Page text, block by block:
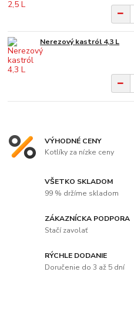
Nerezový kastról 4,3 L
VÝHODNÉ CENY
Kotlíky za nízke ceny
VŠETKO SKLADOM
99 % držíme skladom
ZÁKAZNÍCKA PODPORA
Stačí zavolať
RÝCHLE DODANIE
Doručenie do 3 až 5 dní